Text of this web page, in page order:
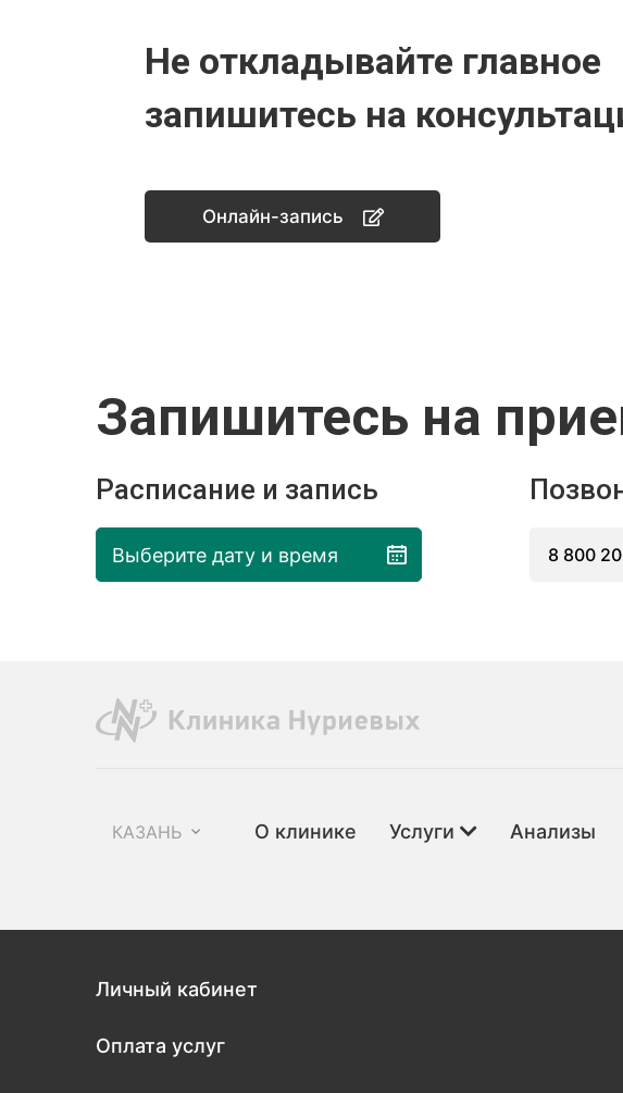
Не откладывайте главное
запишитесь на
Онлайн-запись
Запишитесь на
Расписание и запись
Выберите дату и время 8 800
КАЗАНЬ О клинике Услуги Анализы
Личный кабинет
Оплата услуг